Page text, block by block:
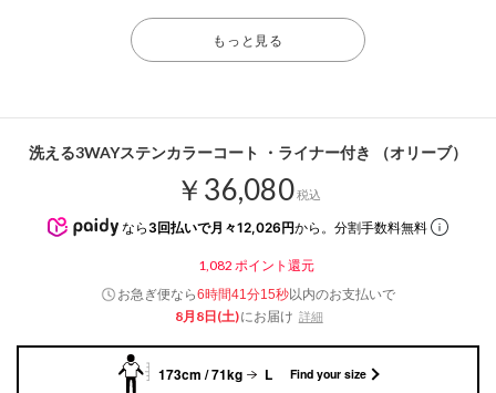
もっと見る
洗える3WAYステンカラーコート ・ライナー付き （オリーブ）
￥36,080税込
なら 3回払いで月々12,026円から。分割手数料無料
1,082 ポイント還元
お急ぎ便なら6時間41分15秒以内のお支払いで
8月8日(土)にお届け 詳細
173cm / 71kg L Find your size